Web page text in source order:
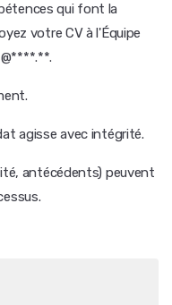
qui font la
votre CV à l'Équipe
agisse avec intégrité.
antécédents) peuvent